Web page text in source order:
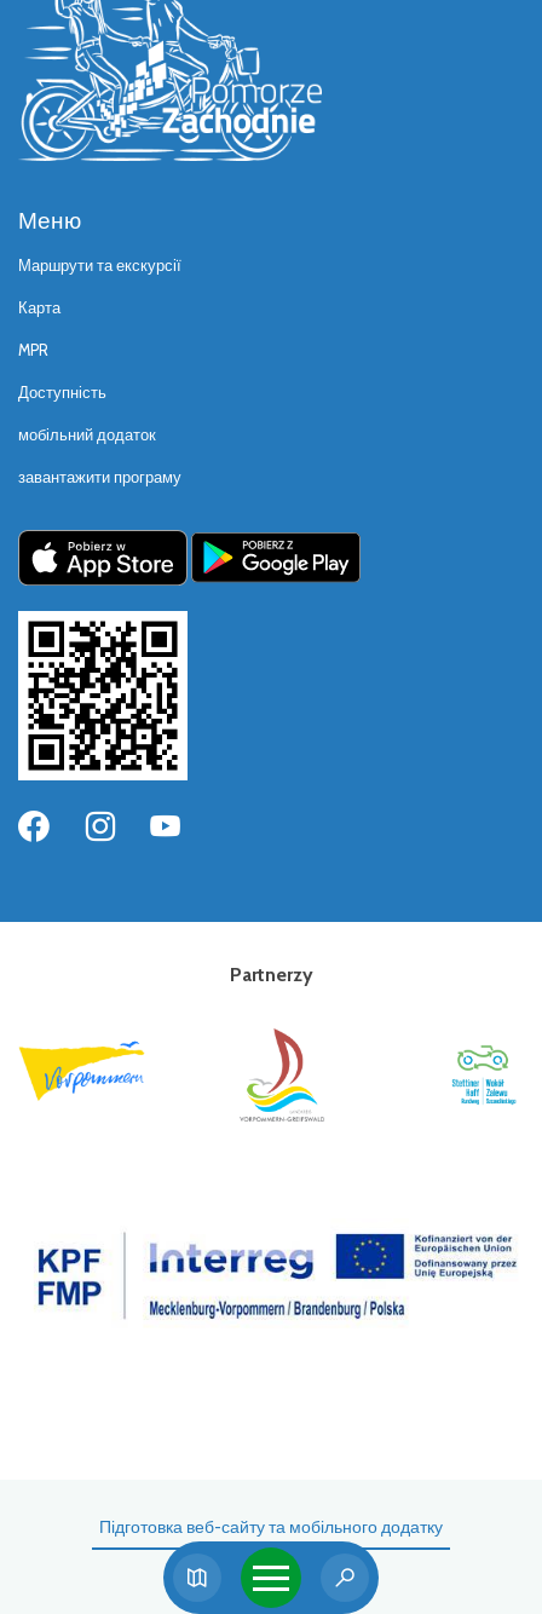
Меню
Маршрути та екскурсії
Карта
MPR
Доступність
мобільний додаток
завантажити програму
Partnerzy
Підготовка веб-сайту та мобільного додатку